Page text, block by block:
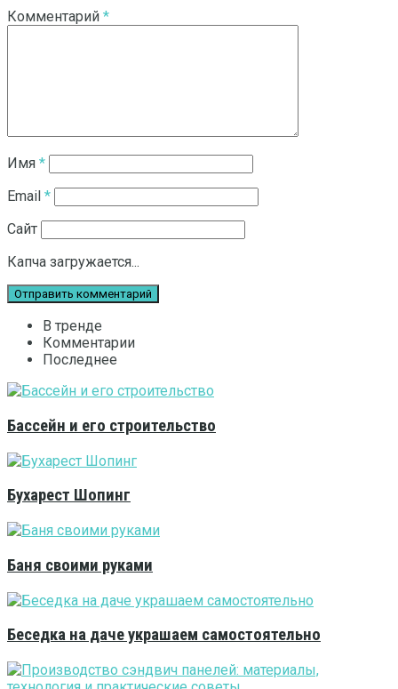
Комментарий *
Имя *
Email *
Сайт
Капча загружается...
В тренде
Комментарии
Последнее
Бассейн и его строительство
Бухарест Шопинг
Баня своими руками
Беседка на даче украшаем самостоятельно